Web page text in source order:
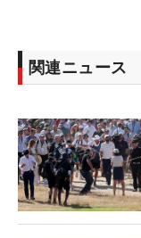
関連ニュース